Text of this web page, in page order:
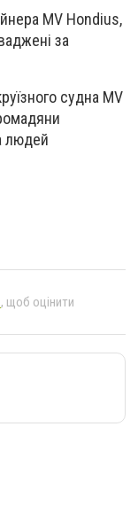
MV Hondius,
за
судна MV
людей
, щоб оцінити